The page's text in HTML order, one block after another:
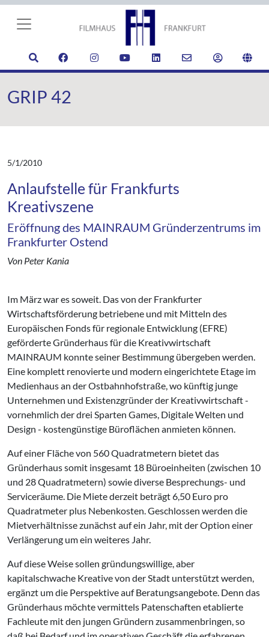
GRIP 42
5/1/2010
Anlaufstelle für Frankfurts
Kreativszene
Eröffnung des MAINRAUM Gründerzentrums im
Frankfurter Ostend
Von Peter Kania
Im März war es soweit. Das von der Frankfurter
Wirtschaftsförderung betriebene und mit Mitteln des
Europäischen Fonds für regionale Entwicklung (EFRE)
geförderte Gründerhaus für die Kreativwirtschaft
MAINRAUM konnte seiner Bestimmung übergeben werden.
Eine komplett renovierte und modern eingerichtete Etage im
Medienhaus an der Ostbahnhofstraße, wo künftig junge
Unternehmen und Existenzgründer der Kreativwirtschaft -
vornehmlich der drei Sparten Games, Digitale Welten und
Design - kostengünstige Büroflächen anmieten können.
Auf einer Fläche von 560 Quadratmetern bietet das
Gründerhaus somit insgesamt 18 Büroeinheiten (zwischen 10
und 28 Quadratmetern) sowie diverse Besprechungs- und
Serviceräume. Die Miete derzeit beträgt 6,50 Euro pro
Quadratmeter plus Nebenkosten. Geschlossen werden die
Mietverhältnisse zunächst auf ein Jahr, mit der Option einer
Verlängerung um ein weiteres Jahr.
Auf diese Weise sollen gründungswillige, aber
kapitalschwache Kreative von der Stadt unterstützt werden,
ergänzt um die Perspektive auf Beratungsangebote. Denn das
Gründerhaus möchte vermittels Patenschaften etablierte
Fachleute mit den jungen Gründern zusammenbringen, so